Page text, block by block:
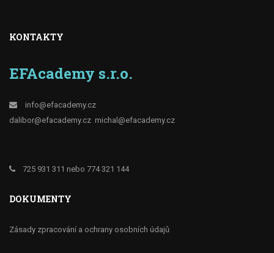
KONTAKTY
EFAcademy s.r.o.
info@efacademy.cz
dalibor@efacademy.cz michal@efacademy.cz
725 931 311 nebo 774 321 144
DOKUMENTY
Zásady zpracování a ochrany osobních údajů